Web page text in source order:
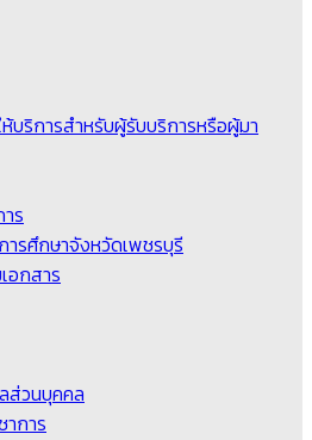
บริการสำหรับผู้รับบริการหรือผู้มา
ร
รศึกษาจังหวัดเพชรบุรี
อกสาร
ส่วนบุคคล
การ